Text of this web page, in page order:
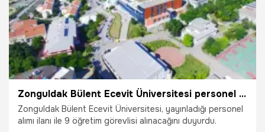
Zonguldak Bülent Ecevit Üniversitesi personel alımı: 9 öğretim görevlisi alınacak
Zonguldak Bülent Ecevit Üniversitesi, yayınladığı personel
alımı ilanı ile 9 öğretim görevlisi alınacağını duyurdu.